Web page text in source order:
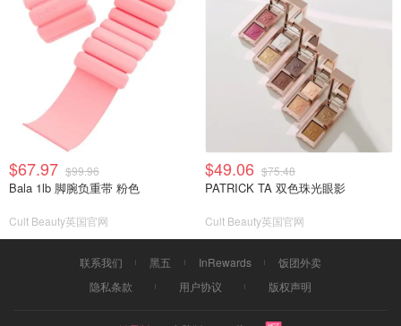
$67.97 $99.96
Bala 1lb 脚腕负重带 粉色
Cult Beauty英国官网
$49.06 $75.48
PATRICK TA 双色珠光眼影
Cult Beauty英国官网
联系我们 黑五 InRewards
饭团外卖
隐私条款
用户协议 版权声明